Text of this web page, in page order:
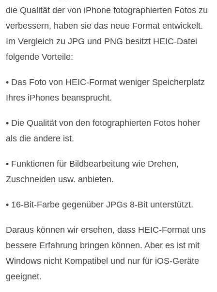
die Qualität der von iPhone fotographierten Fotos zu
verbessern, haben sie das neue Format entwickelt.
Im Vergleich zu JPG und PNG besitzt HEIC-Datei
folgende Vorteile:
• Das Foto von HEIC-Format weniger Speicherplatz
Ihres iPhones beansprucht.
• Die Qualität von den fotographierten Fotos hoher
als die andere ist.
• Funktionen für Bildbearbeitung wie Drehen,
Zuschneiden usw. anbieten.
• 16-Bit-Farbe gegenüber JPGs 8-Bit unterstützt.
Daraus können wir ersehen, dass HEIC-Format uns
bessere Erfahrung bringen können. Aber es ist mit
Windows nicht Kompatibel und nur für iOS-Geräte
geeignet.